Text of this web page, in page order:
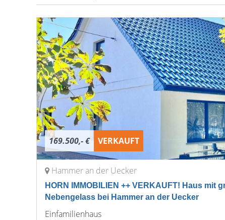
169.500,- € VERKAUFT
Hammer an der Uecker
HORN IMMOBILIEN ++ VERKAUFT! Haus mit
Nebengelass bei Hammer an der Uecker
Einfamilienhaus